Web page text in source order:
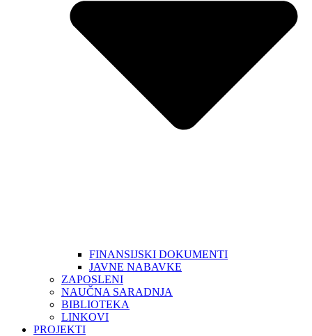
FINANSIJSKI DOKUMENTI
JAVNE NABAVKE
ZAPOSLENI
NAUČNA SARADNJA
BIBLIOTEKA
LINKOVI
PROJEKTI